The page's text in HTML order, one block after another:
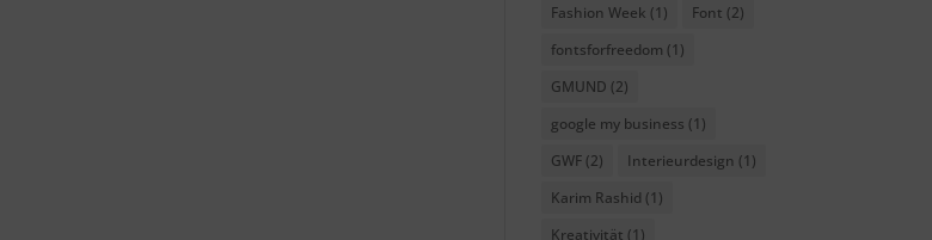
Fashion Week (1) Font (2)
fontsforfreedom (1)
GMUND (2)
google my business (1)
GWF(2) Interieurdesign (1)
Karim Rashid (1)
Kreativität (1)